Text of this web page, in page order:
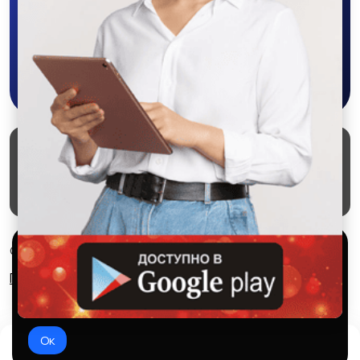
Перевозки, склад,
закупки
Производство
Кафе, рестораны,
отели
Салоны красоты Сельское хозяйство
Спорт и красота Страхование
приложении SALEX!
Скачать в Google Play
Маркеты Блог
О проекте
Служба поддержки
Удаление аккаунта
Партнерка
© 2026 SALEX МАРКЕТ
Правила сервиса
Конфиденциальность
Используем куки и рекомендательные
технологии
Это чтобы сайт работал лучше. Оставаясь с нами, вы
соглашаетесь на использование файлов куки.
Ок